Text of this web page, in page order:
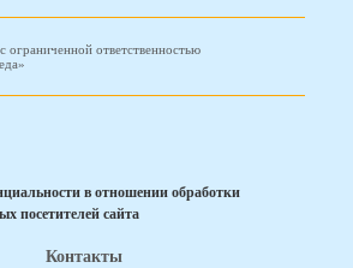
ограниченной ответственностью
в отношении обработки
посетителей сайта
Контакты